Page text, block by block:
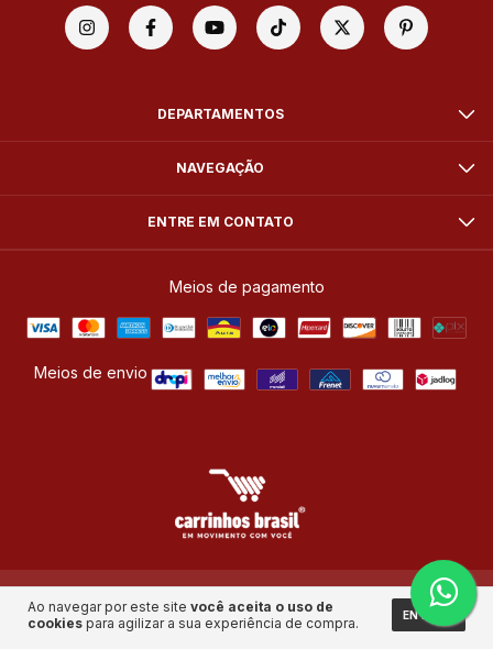
Ao navegar por este site você aceita o uso de
cookies para agilizar a sua experiência de compra. ENTENDI
DEPARTAMENTOS
NAVEGAÇÃO
ENTRE EM CONTATO
Meios de pagamento
Meios de envio
Copyright Carrinhos Brasil Equipamentos Industriais - 06781994000107 - 2026.
Todos os direitos reservados.